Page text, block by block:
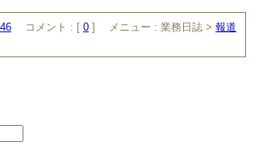
コメント : [ 0 ] メニュー : 業務日誌 > 報道